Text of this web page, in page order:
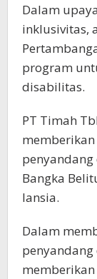
Dalam
inklusivitas,
program
disabilitas.
PT Timah
Bangka
lansia.
Dalam